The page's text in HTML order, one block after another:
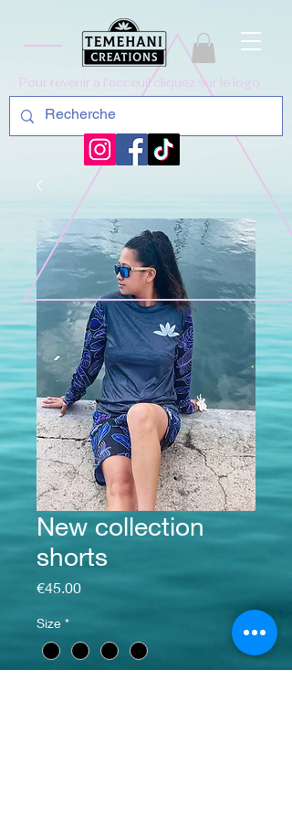
Pour revenir a l'acceuil cliquez sur le logo
New collection
shorts
€45.00Price
Size *